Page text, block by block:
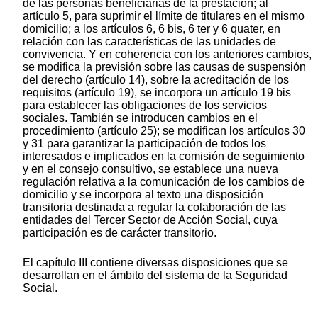
de las personas beneficiarias de la prestación; al
artículo 5, para suprimir el límite de titulares en el mismo
domicilio; a los artículos 6, 6 bis, 6 ter y 6 quater, en
relación con las características de las unidades de
convivencia. Y en coherencia con los anteriores cambios,
se modifica la previsión sobre las causas de suspensión
del derecho (artículo 14), sobre la acreditación de los
requisitos (artículo 19), se incorpora un artículo 19 bis
para establecer las obligaciones de los servicios
sociales. También se introducen cambios en el
procedimiento (artículo 25); se modifican los artículos 30
y 31 para garantizar la participación de todos los
interesados e implicados en la comisión de seguimiento
y en el consejo consultivo, se establece una nueva
regulación relativa a la comunicación de los cambios de
domicilio y se incorpora al texto una disposición
transitoria destinada a regular la colaboración de las
entidades del Tercer Sector de Acción Social, cuya
participación es de carácter transitorio.
El capítulo III contiene diversas disposiciones que se
desarrollan en el ámbito del sistema de la Seguridad
Social.